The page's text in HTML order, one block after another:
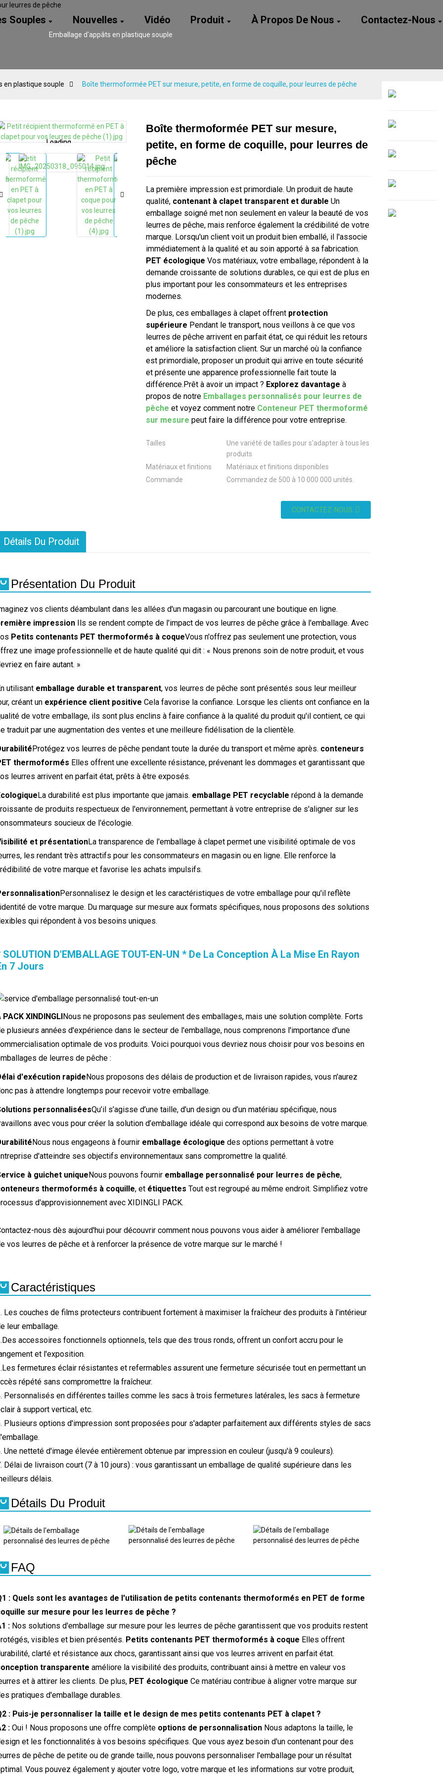
Souples Nouvelles Vidéo Produit À Propos De Nous Contactez-Nous
Emballage d'appâts en plastique souple
en plastique souple Boîte thermoformée PET sur mesure, petite, en forme de coquille, pour leurres de pêche
Loading...
Loading...
Loading...
Loading...
Loading...
Loading...
Boîte thermoformée PET sur mesure,
petite, en forme de coquille, pour leurres de
pêche
La première impression est primordiale. Un produit de haute
qualité, contenant à clapet transparent et durable Un
emballage soigné met non seulement en valeur la beauté de vos
leurres de pêche, mais renforce également la crédibilité de votre
marque. Lorsqu'un client voit un produit bien emballé, il l'associe
immédiatement à la qualité et au soin apporté à sa fabrication.
PET écologique Vos matériaux, votre emballage, répondent à la
demande croissante de solutions durables, ce qui est de plus en
plus important pour les consommateurs et les entreprises
modernes.
De plus, ces emballages à clapet offrent protection
supérieure Pendant le transport, nous veillons à ce que vos
leurres de pêche arrivent en parfait état, ce qui réduit les retours
et améliore la satisfaction client. Sur un marché où la confiance
est primordiale, proposer un produit qui arrive en toute sécurité
et présente une apparence professionnelle fait toute la
différence.Prêt à avoir un impact ? Explorez davantage à
propos de notre Emballages personnalisés pour leurres de
pêche et voyez comment notre Conteneur PET thermoformé
sur mesure peut faire la différence pour votre entreprise.
Tailles
Une variété de tailles pour s'adapter à tous les
produits
Matériaux et finitions
Matériaux et finitions disponibles
Commande
Commandez de 500 à 10 000 000 unités.
CONTACTEZ-NOUS
Détails Du Produit
Présentation Du Produit
vos clients déambulant dans les allées d'un magasin ou parcourant une boutique en ligne.
impression Ils se rendent compte de l'impact de vos leurres de pêche grâce à l'emballage. Avec
Petits contenants PET thermoformés à coqueVous n'offrez pas seulement une protection, vous
une image professionnelle et de haute qualité qui dit : « Nous prenons soin de notre produit, et vous
en faire autant. »
utilisant emballage durable et transparent, vos leurres de pêche sont présentés sous leur meilleur
créant un expérience client positive Cela favorise la confiance. Lorsque les clients ont confiance en la
de votre emballage, ils sont plus enclins à faire confiance à la qualité du produit qu'il contient, ce qui
traduit par une augmentation des ventes et une meilleure fidélisation de la clientèle.
Protégez vos leurres de pêche pendant toute la durée du transport et même après. conteneurs
thermoformés Elles offrent une excellente résistance, prévenant les dommages et garantissant que
leurres arrivent en parfait état, prêts à être exposés.
La durabilité est plus importante que jamais. emballage PET recyclable répond à la demande
de produits respectueux de l'environnement, permettant à votre entreprise de s'aligner sur les
soucieux de l'écologie.
et présentationLa transparence de l'emballage à clapet permet une visibilité optimale de vos
les rendant très attractifs pour les consommateurs en magasin ou en ligne. Elle renforce la
de votre marque et favorise les achats impulsifs.
Personnalisez le design et les caractéristiques de votre emballage pour qu'il reflète
de votre marque. Du marquage sur mesure aux formats spécifiques, nous proposons des solutions
qui répondent à vos besoins uniques.
SOLUTION D'EMBALLAGE TOUT-EN-UN * De La Conception À La Mise En Rayon
7 Jours
PACK XINDINGLINous ne proposons pas seulement des emballages, mais une solution complète. Forts
plusieurs années d'expérience dans le secteur de l'emballage, nous comprenons l'importance d'une
optimale de vos produits. Voici pourquoi vous devriez nous choisir pour vos besoins en
de leurres de pêche :
d'exécution rapideNous proposons des délais de production et de livraison rapides, vous n'aurez
pas à attendre longtemps pour recevoir votre emballage.
personnaliséesQu’il s’agisse d’une taille, d’un design ou d’un matériau spécifique, nous
avec vous pour créer la solution d’emballage idéale qui correspond aux besoins de votre marque.
Nous nous engageons à fournir emballage écologique des options permettant à votre
d'atteindre ses objectifs environnementaux sans compromettre la qualité.
à guichet uniqueNous pouvons fournir emballage personnalisé pour leurres de pêche,
thermoformés à coquille, et étiquettes Tout est regroupé au même endroit. Simplifiez votre
d'approvisionnement avec XIDINGLI PACK.
nous dès aujourd'hui pour découvrir comment nous pouvons vous aider à améliorer l'emballage
vos leurres de pêche et à renforcer la présence de votre marque sur le marché !
Caractéristiques
Les couches de films protecteurs contribuent fortement à maximiser la fraîcheur des produits à l'intérieur
leur emballage.
Des accessoires fonctionnels optionnels, tels que des trous ronds, offrent un confort accru pour le
et l'exposition.
Les fermetures éclair résistantes et refermables assurent une fermeture sécurisée tout en permettant un
répété sans compromettre la fraîcheur.
Personnalisés en différentes tailles comme les sacs à trois fermetures latérales, les sacs à fermeture
à support vertical, etc.
Plusieurs options d'impression sont proposées pour s'adapter parfaitement aux différents styles de sacs
Une netteté d'image élevée entièrement obtenue par impression en couleur (jusqu'à 9 couleurs).
Délai de livraison court (7 à 10 jours) : vous garantissant un emballage de qualité supérieure dans les
délais.
Détails Du Produit
FAQ
: Quels sont les avantages de l'utilisation de petits contenants thermoformés en PET de forme
sur mesure pour les leurres de pêche ?
: Nos solutions d'emballage sur mesure pour les leurres de pêche garantissent que vos produits restent
visibles et bien présentés. Petits contenants PET thermoformés à coque Elles offrent
clarté et résistance aux chocs, garantissant ainsi que vos leurres arrivent en parfait état.
transparente améliore la visibilité des produits, contribuant ainsi à mettre en valeur vos
et à attirer les clients. De plus, PET écologique Ce matériau contribue à aligner votre marque sur
pratiques d'emballage durables.
: Puis-je personnaliser la taille et le design de mes petits contenants PET à clapet ?
: Oui ! Nous proposons une offre complète options de personnalisation Nous adaptons la taille, le
et les fonctionnalités à vos besoins spécifiques. Que vous ayez besoin d'un contenant pour des
de pêche de petite ou de grande taille, nous pouvons personnaliser l'emballage pour un résultat
Vous pouvez également y ajouter votre logo, votre marque et les informations sur votre produit,